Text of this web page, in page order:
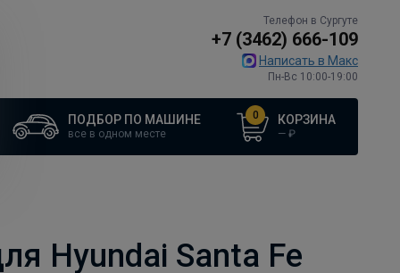
Телефон в Сургуте
+7 (3462) 666-109
Написать в Макс
Пн-Вс 10:00-19:00
ПОДБОР ПО МАШИНЕ
все в одном месте
0 КОРЗИНА
— ₽
Hyundai Santa Fe